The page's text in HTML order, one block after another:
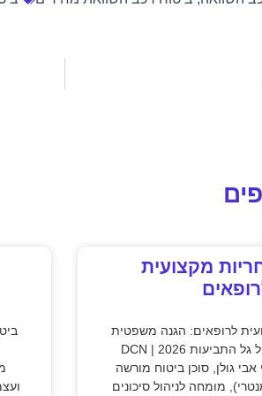
מקצועית
לרופאים: הגנה משפטית
וכלכלית מלאה מול גל התביעות 2026 | DCN
גולן, סוכן ביטוח מורשה
מומחה לניהול סיכונים